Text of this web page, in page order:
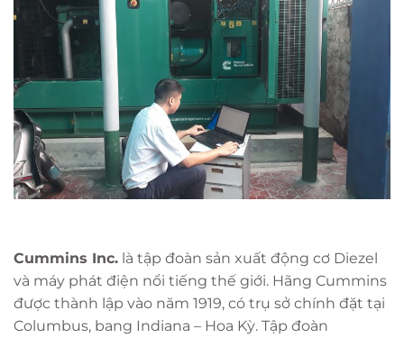
Cummins Inc. là tập đoàn sản xuất động cơ Diezel
và máy phát điện nổi tiếng thế giới. Hãng Cummins
được thành lập vào năm 1919, có trụ sở chính đặt tại
Columbus, bang Indiana – Hoa Kỳ. Tập đoàn